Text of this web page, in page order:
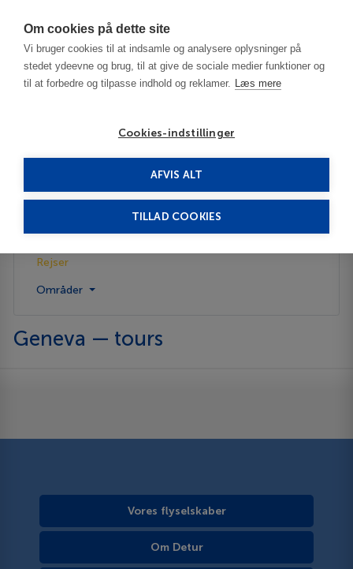
Om cookies på dette site
Vi bruger cookies til at indsamle og analysere oplysninger på
stedet ydeevne og brug, til at give de sociale medier funktioner og
til at forbedre og tilpasse indhold og reklamer. Læs mere
Cookies-indstillinger
AFVIS ALT
TILLAD COOKIES
Geneva Rejser
Beskrivelse
Rejser
Områder
Geneva — tours
Vores flyselskaber
Om Detur